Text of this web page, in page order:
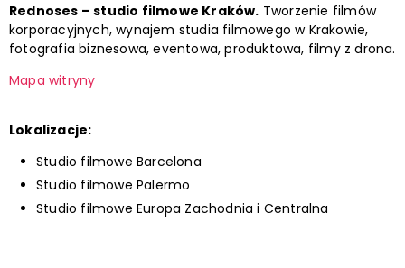
Rednoses – studio filmowe Kraków. Tworzenie filmów
korporacyjnych, wynajem studia filmowego w Krakowie,
fotografia biznesowa, eventowa, produktowa, filmy z drona.
Mapa witryny
Lokalizacje:
Studio filmowe Barcelona
Studio filmowe Palermo
Studio filmowe Europa Zachodnia i Centralna